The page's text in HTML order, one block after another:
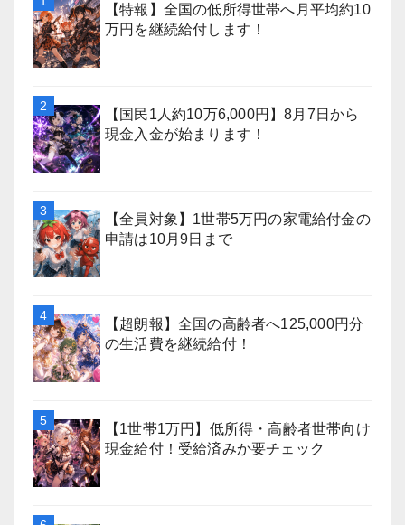
【特報】全国の低所得世帯へ月平均約10
万円を継続給付します！
【国民1人約10万6,000円】8月7日から
現金入金が始まります！
【全員対象】1世帯5万円の家電給付金の
申請は10月9日まで
【超朗報】全国の高齢者へ125,000円分
の生活費を継続給付！
【1世帯1万円】低所得・高齢者世帯向け
現金給付！受給済みか要チェック